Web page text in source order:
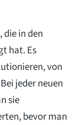
in den
hat. Es
von
jeder neuen
sie
bevor man